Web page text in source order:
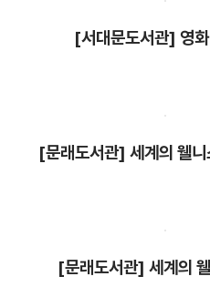
[서대문도서관] 영
[문래도서관] 세계의 웰
[문래도서관] 세계의